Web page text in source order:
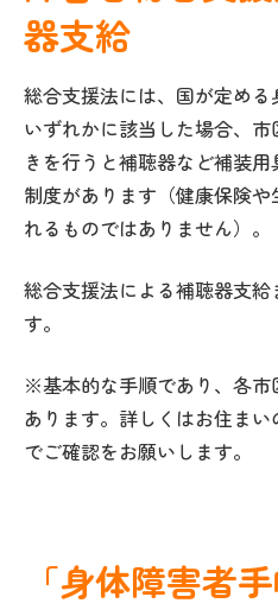
器支給
総合支援法には、国が定め
いずれかに該当した場合、
きを行うと補聴器など補装
制度があります（健康保険
れるものではありません）。
総合支援法による補聴器支
す。
※基本的な手順であり、各
あります。詳しくはお住まい
でご確認をお願いします。
「身体障害者